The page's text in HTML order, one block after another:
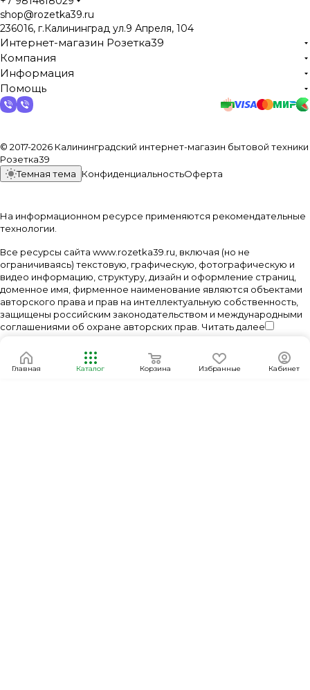
shop@rozetka39.ru
236016, г.Калининград ул.9 Апреля, 104
Интернет-магазин Розетка39
Компания
Информация
Помощь
© 2017-2026 Калининградский интернет-магазин бытовой техники
Розетка39
Темная тема
КонфиденциальностьОферта
На информационном ресурсе применяются рекомендательные
технологии
Все ресурсы сайта www.rozetka39.ru, включая (но не
ограничиваясь) текстовую, графическую, фотографическую и
видео информацию, структуру, дизайн и оформление страниц,
доменное имя, фирменное наименование являются объектами
авторского права и прав на интеллектуальную собственность,
защищены российским законодательством и международными
соглашениями об охране авторских прав. Читать далее
Главная Каталог Корзина Избранные Кабинет